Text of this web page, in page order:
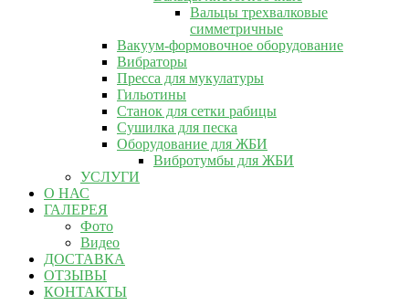
Вальцы трехвалковые
симметричные
Вакуум-формовочное оборудование
Вибраторы
Пресса для мукулатуры
Гильотины
Станок для сетки рабицы
Сушилка для песка
Оборудование для ЖБИ
Вибротумбы для ЖБИ
УСЛУГИ
О НАС
ГАЛЕРЕЯ
Фото
Видео
ДОСТАВКА
ОТЗЫВЫ
КОНТАКТЫ